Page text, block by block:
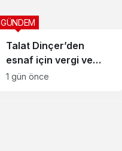
Talat Dinçer’den
esnaf için vergi ve
SGK yapılandırması
GÜNDEM
1 gün önce